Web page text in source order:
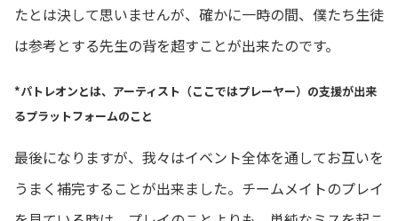
たとは決して思いませんが、確かに一時の間、僕たち生徒
は参考とする先生の背を超すことが出来たのです。
*パトレオンとは、アーティスト（ここではプレーヤー）の支援が出来
るプラットフォームのこと
最後になりますが、我々はイベント全体を通してお互いを
うまく補完することが出来ました。チームメイトのプレイ